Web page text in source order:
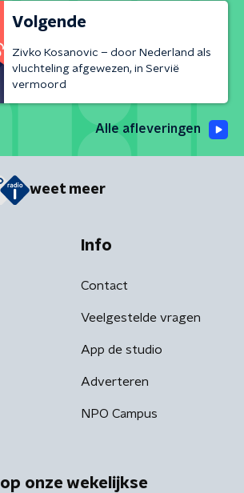
Volgende
Zivko Kosanovic – door Nederland als
vluchteling afgewezen, in Servië
vermoord
Alle afleveringen
weet meer
Info
Contact
Veelgestelde vragen
App de studio
Adverteren
NPO Campus
onze wekelijkse